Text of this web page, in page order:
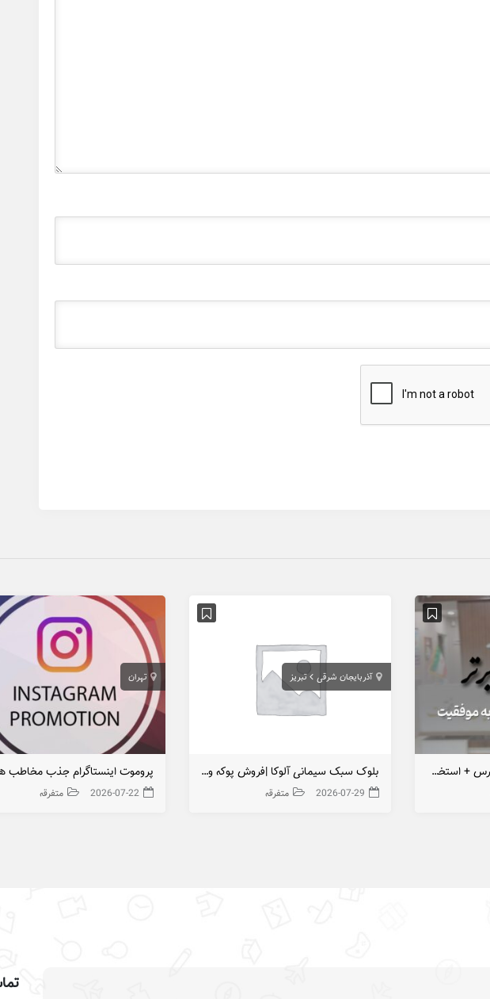
آموزش طراحی سایت وردپرس + استخدام در نت کالج برتر
آذربایجان شرقی تبریز
بلوک سبک سیمانی آلوکا |فروش پوکه و انواع بلوک دیواری استاندارد
2026-07-29 متفرقه
تهران
پروموت اینستاگرام جذب
2026-07-22 متفرقه